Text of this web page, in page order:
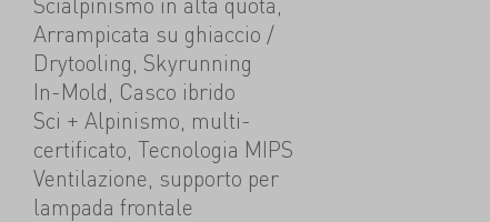
Arrampicata su ghiaccio /
Drytooling, Skyrunning
In-Mold, Casco ibrido
Sci + Alpinismo, multi-
certificato, Tecnologia MIPS
Ventilazione, supporto per
lampada frontale